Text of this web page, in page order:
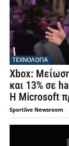
ΤΕΧΝΟΛΟΓΙΑ
Xbox:
και 13% σε
Η Microsoft
Sportlive Newsroom -